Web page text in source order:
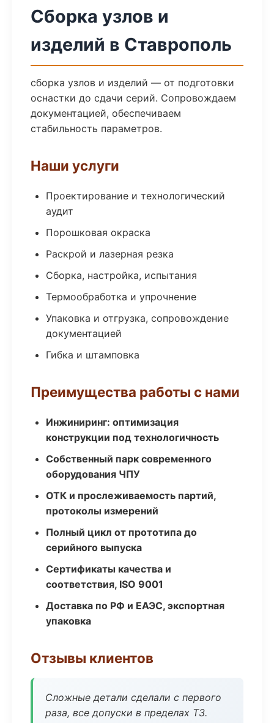
Сборка узлов и
изделий в Ставрополь
сборка узлов и изделий — от подготовки
оснастки до сдачи серий. Сопровождаем
документацией, обеспечиваем
стабильность параметров.
Наши услуги
Проектирование и технологический
аудит
Порошковая окраска
Раскрой и лазерная резка
Сборка, настройка, испытания
Термообработка и упрочнение
Упаковка и отгрузка, сопровождение
документацией
Гибка и штамповка
Преимущества работы с нами
Инжиниринг: оптимизация
конструкции под технологичность
Собственный парк современного
оборудования ЧПУ
ОТК и прослеживаемость партий,
протоколы измерений
Полный цикл от прототипа до
серийного выпуска
Сертификаты качества и
соответствия, ISO 9001
Доставка по РФ и ЕАЭС, экспортная
упаковка
Отзывы клиентов
Сложные детали сделали с первого
раза, все допуски в пределах ТЗ.